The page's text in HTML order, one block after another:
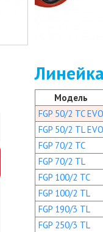
Модель
FGP 50/2 TC EVO
FGP 50/2 TL EVO
FGP 70/2 TC
FGP 70/2 TL
FGP 100/2 TC
FGP 100/2 TL
FGP 190/3 TL
FGP 250/3 TL